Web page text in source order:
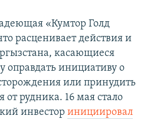
«Кумтор Голд
расценивает действия и
касающиеся
оправдать инициативу о
или принудить
от рудника. 16 мая стало
инвестор инициировал